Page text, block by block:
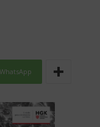
WhatsApp